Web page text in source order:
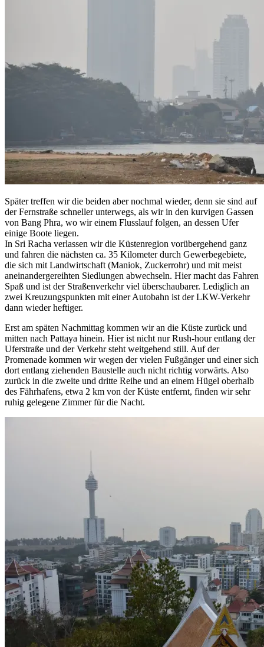
Später treffen wir die beiden aber nochmal wieder, denn sie sind auf
der Fernstraße schneller unterwegs, als wir in den kurvigen Gassen
von Bang Phra, wo wir einem Flusslauf folgen, an dessen Ufer
einige Boote liegen.
In Sri Racha verlassen wir die Küstenregion vorübergehend ganz
und fahren die nächsten ca. 35 Kilometer durch Gewerbegebiete,
die sich mit Landwirtschaft (Maniok, Zuckerrohr) und mit meist
aneinandergereihten Siedlungen abwechseln. Hier macht das Fahren
Spaß und ist der Straßenverkehr viel überschaubarer. Lediglich an
zwei Kreuzungspunkten mit einer Autobahn ist der LKW-Verkehr
dann wieder heftiger.
Erst am späten Nachmittag kommen wir an die Küste zurück und
mitten nach Pattaya hinein. Hier ist nicht nur Rush-hour entlang der
Uferstraße und der Verkehr steht weitgehend still. Auf der
Promenade kommen wir wegen der vielen Fußgänger und einer sich
dort entlang ziehenden Baustelle auch nicht richtig vorwärts. Also
zurück in die zweite und dritte Reihe und an einem Hügel oberhalb
des Fährhafens, etwa 2 km von der Küste entfernt, finden wir sehr
ruhig gelegene Zimmer für die Nacht.